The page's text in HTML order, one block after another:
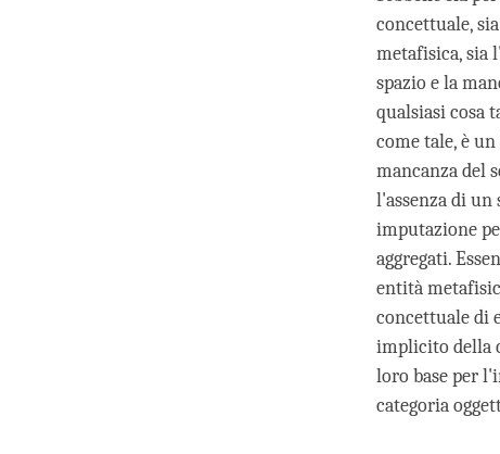
concettuale,
metafisica, sia
spazio e la
qualsiasi cosa
come tale, è
mancanza del
l'assenza di un
imputazione
aggregati.
entità
concettuale di
implicito della
loro base per
categoria